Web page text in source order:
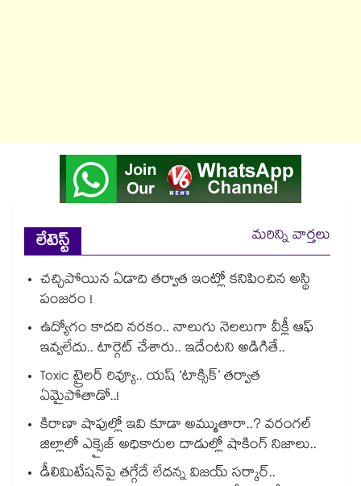
లేటెస్ట్
మరిన్ని వార్తలు
చచ్చిపోయిన ఏడాది తర్వాత ఇంట్లో కనిపించిన అస్థి
పంజరం !
ఉద్యోగం కాదది నరకం.. నాలుగు నెలలుగా వీక్లీ ఆఫ్
ఇవ్వలేదు.. టార్గెట్ చేశారు.. ఇదేంటని అడిగితే..
Toxic ట్రైలర్ రివ్యూ.. యష్ ‘టాక్సిక్’ తర్వాత
ఏమైపోతాడో..!
కిరాణా షాపుల్లో ఇవి కూడా అమ్ముతారా..? వరంగల్
జిల్లాలో ఎక్సైజ్ అధికారుల దాడుల్లో షాకింగ్ నిజాలు..
డీలిమిటేషన్‎పై తగ్గేదే లేదన్న విజయ్ సర్కార్..